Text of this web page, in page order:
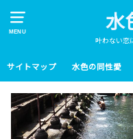
MENU 水
叶わない恋
サイトマップ 水色の同性愛